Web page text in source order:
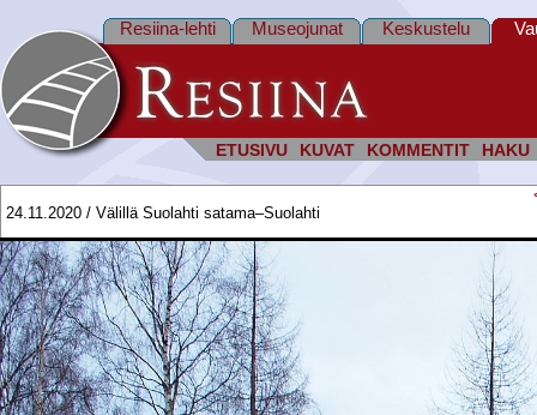
ETUSIVU KUVAT KOMMENTIT HAKU
Resiina-lehti Museojunat Keskustelu
24.11.2020 / Välillä Suolahti satama–Suolahti